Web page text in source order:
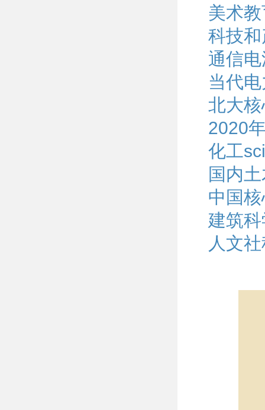
美术
科技
通信
当代
北大
2020
化工
国内
中国
建筑
人文